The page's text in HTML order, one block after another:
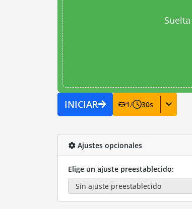
INICIAR 1/ 30s
Ajustes opcionales
Elige un ajuste preestablecido: